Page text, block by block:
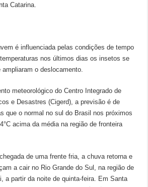
Catarina.
é influenciada pelas condições de tempo
nos últimos dias os insetos se
o deslocamento.
meteorológico do Centro Integrado de
e Desastres (Cigerd), a previsão é de
que o normal no sul do Brasil nos próximos
acima da média na região de fronteira
de uma frente fria, a chuva retorna e
a cair no Rio Grande do Sul, na região de
a partir da noite de quinta-feira. Em Santa